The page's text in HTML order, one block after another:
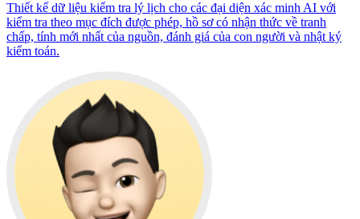
Thiết kế dữ liệu kiểm tra lý lịch cho các đại diện xác minh AI với
kiểm tra theo mục đích được phép, hồ sơ có nhận thức về tranh
chấp, tính mới nhất của nguồn, đánh giá của con người và nhật ký
kiểm toán.